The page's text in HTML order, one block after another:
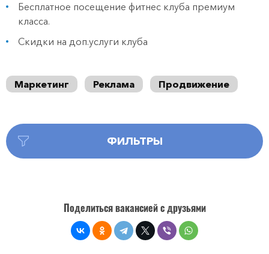
Бесплатное посещение фитнес клуба премиум
класса.
Скидки на доп.услуги клуба
Маркетинг Реклама Продвижение
ФИЛЬТРЫ
Поделиться вакансией с друзьями